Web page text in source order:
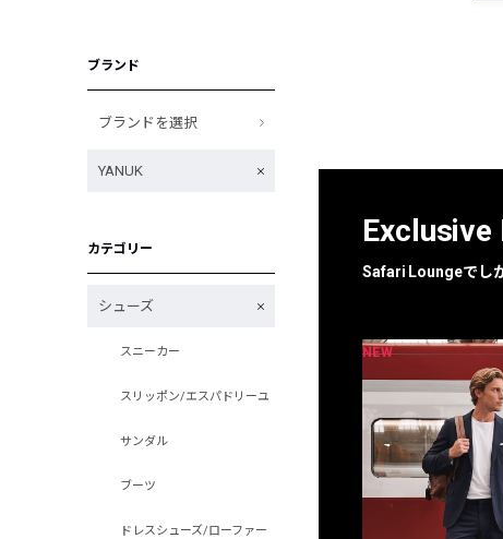
ブランド
ブランドを選択
YANUK
カテゴリー
シューズ
スニーカー
スリッポン/エスパドリーユ
サンダル
ブーツ
ドレスシューズ/ローファー
Exclusive
Safari Loungeでし
NEW